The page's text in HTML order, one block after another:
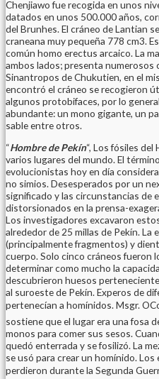
Chenjiawo fue recogida en unos
datados en unos 500.000 años,
del Brunhes. El cráneo de Lantian
craneana muy pequeña 778 cm3.
común homo erectus arcaico. La
ambos lados; presenta numerosos
Sinantropos de Chukutien, en el
encontró el cráneo se recogieron
algunos protobifaces, por lo
abundante: un mono gigante, un
sable entre otros.
“Hombre de Pekín“, Los fósiles
varios lugares del mundo. El
evolucionistas hoy en día
no simios. Desesperados por un
significado y las circunstancias de
distorsionados en la prensa-
Los investigadores excavaron
alrededor de 25 millas de Pekín. La
(principalmente fragmentos) y
cuerpo. Solo cinco cráneos fueron
determinar como mucho la
descubrieron huesos
al suroeste de Pekín. Experos de
pertenecían a homínidos. Msgr.
sostiene que el lugar era una fosa
monos para comer sus sesos.
quedó enterrada y se fosilizó. La
se usó para crear un homínido.
perdieron durante la Segunda